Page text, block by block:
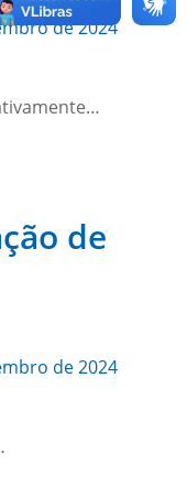
de 2024
de
de 2024